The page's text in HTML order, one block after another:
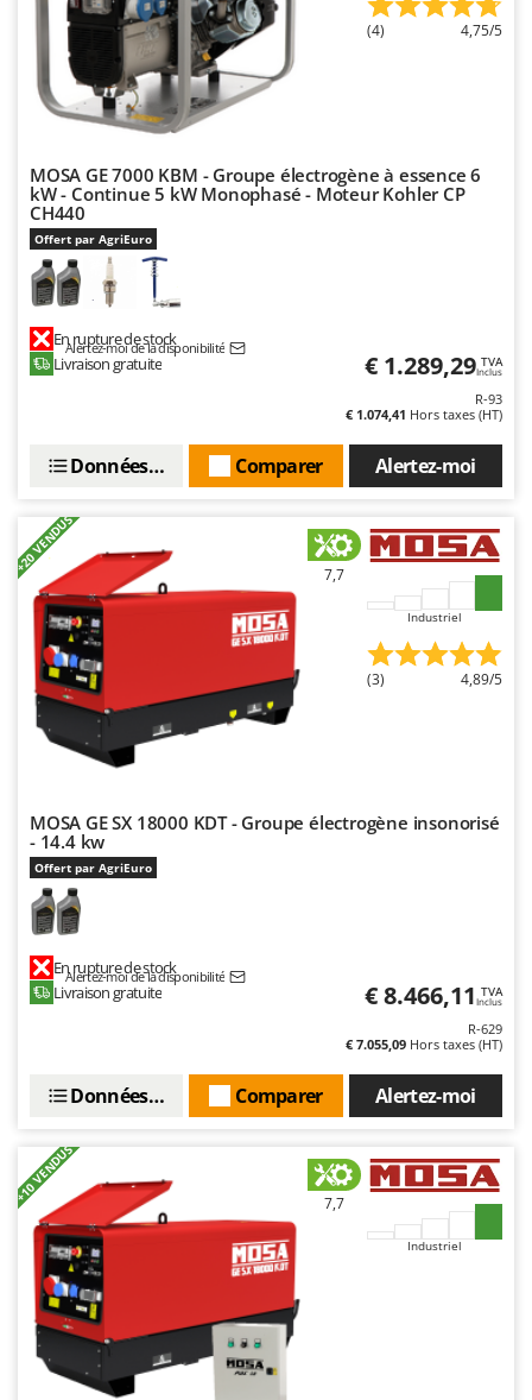
Tondeuses autoportées
Tondeuses débroussailleuses thermiques
Trancheuses
Trancheuses de sol
Treuils de débardage
Tronçonneuses
V
Vêtements de Sécurité
Lampacrescia - MGM
Landxcape
LAR Casalinghi
Lavor
Lisam
Lotusgrill
M
M.A.I.BO.
Macom
Macte Ovens
Marcato
Marina Systems
Master
Mastercook
Masterpro
McCulloch
MCH
Michelin
Mille
Mockmill
More than chef
MOSA
MOVA
Mowox
Ninja
Novatec
Novital
NuAir
NuovaFac
O
Officine Savioli
(4) 4,75/5
MOSA GE 7000 KBM - Groupe électrogène à essence 6
kW - Continue 5 kW Monophasé - Moteur Kohler CP
CH440
Offert par AgriEuro
En rupture de stock
Alertez-moi de la disponibilité
Livraison gratuite € 1.289,29 TVA
Inclus
R-93
€ 1.074,41 Hors taxes (HT)
Alertez-moi
Comparer
Données techniques
+20 VENDUS 7,7
Industriel
(3) 4,89/5
MOSA GE SX 18000 KDT - Groupe électrogène insonorisé
- 14.4 kw
Offert par AgriEuro
En rupture de stock
Alertez-moi de la disponibilité
Livraison gratuite € 8.466,11 TVA
Inclus
R-629
€ 7.055,09 Hors taxes (HT)
Alertez-moi
Comparer
Données techniques
+10 VENDUS 7,7
Industriel